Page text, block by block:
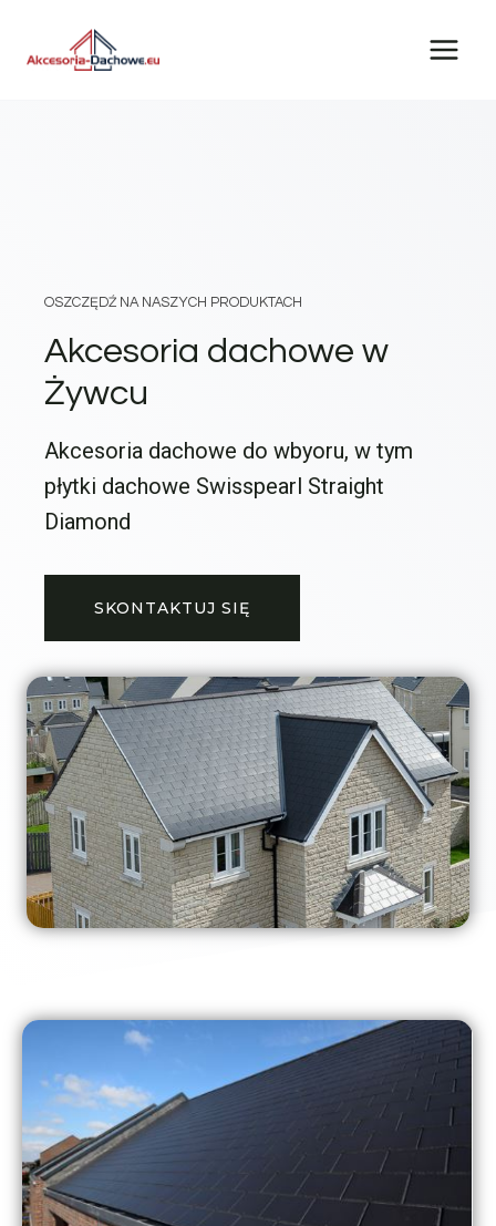
OSZCZĘDŹ NA NASZYCH PRODUKTACH
Akcesoria dachowe w
Żywcu
Akcesoria dachowe do wbyoru, w tym
płytki dachowe Swisspearl Straight
Diamond
SKONTAKTUJ SIĘ